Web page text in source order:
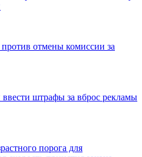
отмены комиссии за
штрафы за вброс рекламы
порога для